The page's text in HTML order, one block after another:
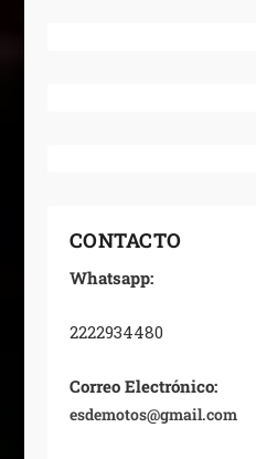
CONTACTO
Whatsapp:
2222934480
Correo Electrónico:
esdemotos@gmail.com